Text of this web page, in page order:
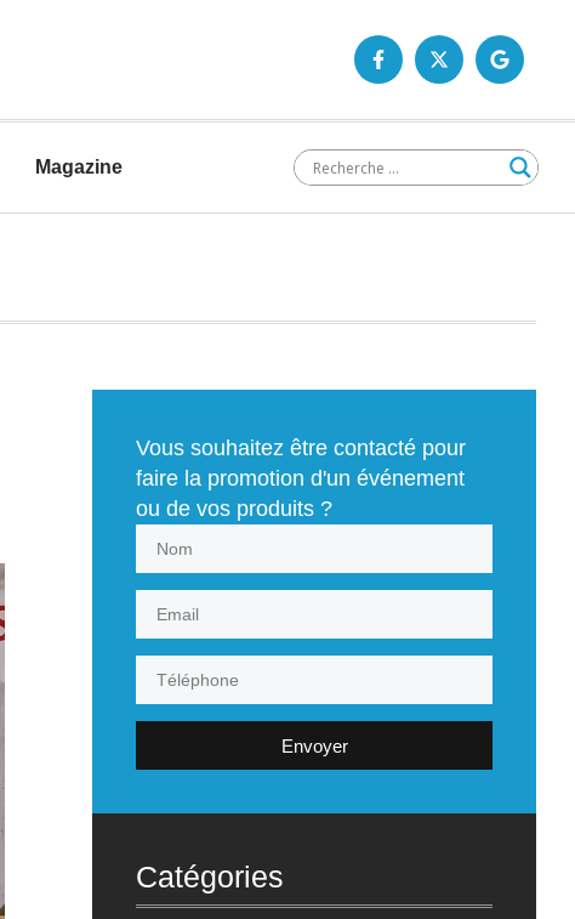
Magazine
Vous souhaitez être contacté pour
faire la promotion d'un événement
ou de vos produits ?
Envoyer
Catégories